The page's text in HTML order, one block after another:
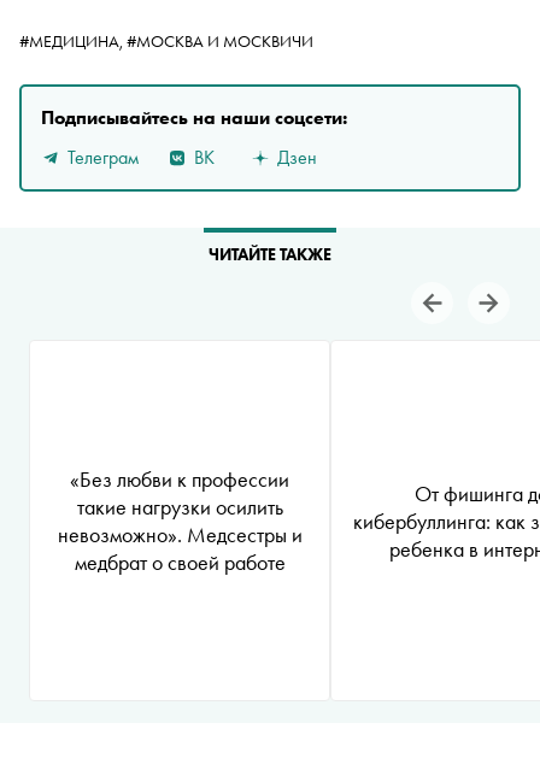
#МЕДИЦИНА, #МОСКВА И МОСКВИЧИ
Подписывайтесь на наши соцсети:
Телеграм
ВК Дзен
ЧИТАЙТЕ ТАКЖЕ
«Без любви к профессии
такие нагрузки осилить
невозможно». Медсестры и
медбрат о своей работе
От фишинга
кибербуллинга: как
ребенка в